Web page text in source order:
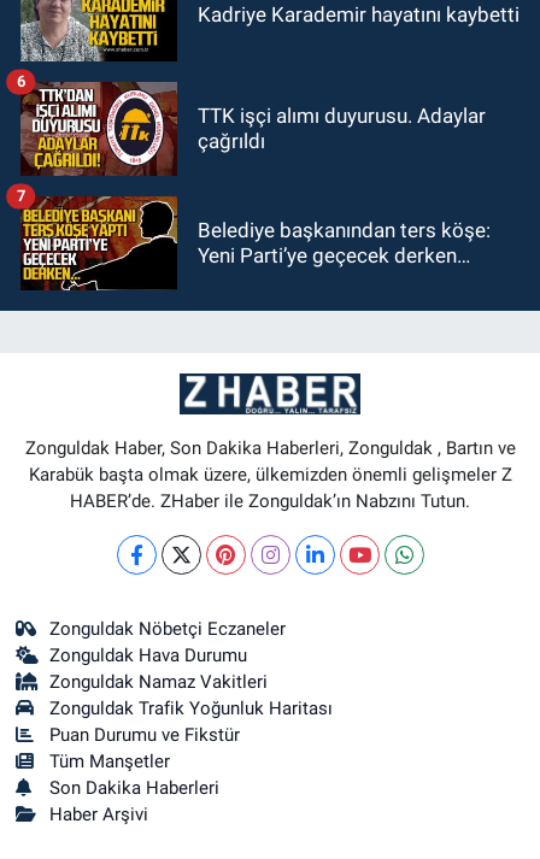
Kadriye Karademir hayatını kaybetti
TTK işçi alımı duyurusu. Adaylar
çağrıldı
6
Belediye başkanından ters köşe:
Yeni Parti’ye geçecek derken…
7
Zonguldak Haber, Son Dakika Haberleri, Zonguldak , Bartın ve
Karabük başta olmak üzere, ülkemizden önemli gelişmeler Z
HABER’de. ZHaber ile Zonguldak’ın Nabzını Tutun.
Zonguldak Nöbetçi Eczaneler
Zonguldak Hava Durumu
Zonguldak Namaz Vakitleri
Zonguldak Trafik Yoğunluk Haritası
Puan Durumu ve Fikstür
Tüm Manşetler
Son Dakika Haberleri
Haber Arşivi